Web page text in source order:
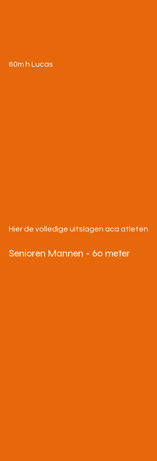
60m h Lucas
Hier de volledige uitslagen aca atleten
Senioren Mannen - 60 meter